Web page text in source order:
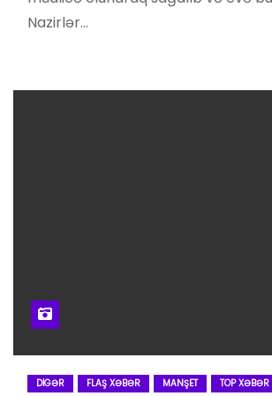
Nazirlər…
DIGƏR FLAŞ XƏBƏR MANŞET TOP XƏBƏR